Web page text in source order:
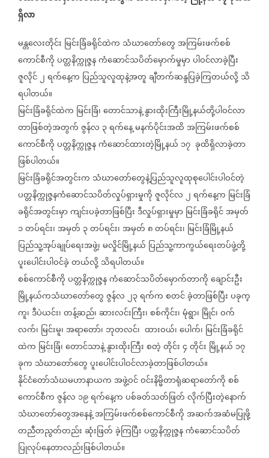
ရှိလာ
မန္တလေးတိုင်း မြင်းခြံခရိုင်ထဲက သံဃာတော်တွေအကြမ်းဖက်စစ်
ကောင်စီကိုပတ္တနိက္ကုဇ္ဇနကံဆောင်သပိတ်မှောက်မှုမှာပါဝင်လာခဲ့ပြီး
ဇူလိုင်၂ရက်နေ့က ပြည်သူလူထုနဲ့အတူချီတက်ဆန္ဒပြခဲ့ကြတယ်လို့သိ
ရပါတယ်။
မြင်းခြံခရိုင်ထဲက မြင်းခြံ၊တောင်သာနဲ့နွားထိုးကြီးမြို့နယ်တို့ပါဝင်လာ
တာဖြစ်တဲ့အတွက်ဇွန်လ ၃ရက်နေ့မနက်ပိုင်းအထိအကြမ်းဖက်စစ်
ကောင်စီကိုပတ္တနိက္ကုဇ္ဇနကံဆောင်ထားတဲ့မြို့နယ် ၁၇ ခုထိရှိလာခဲ့တာ
ဖြစ်ပါတယ်။
မြင်းခြံခရိုင်အတွင်းက သံဃာတော်တွေနဲ့ပြည်သူလူထုစုပေါင်းပါဝင်တဲ့
ပတ္တနိက္ကုဇ္ဇနကံဆောင်သပိတ်လှုပ်ရှားမှုကိုဇူလိုင်လ၂ရက်နေ့က မြင်းခြံ
ခရိုင်အတွင်းမှာကျင်းပခဲ့တာဖြစ်ပြီးဒီလှုပ်ရှားမှုမှာမြင်းခြံခရိုင်အမှတ်
၁တပ်ရင်း၊အမှတ် ၃တပ်ရင်း၊အမှတ်၈တပ်ရင်း၊ မြင်းခြံမြို့နယ်
ပြည်သူ့အုပ်ချုပ်ရေးအဖွဲ့၊မလှိုင်မြို့နယ် ပြည်သူ့ကာကွယ်ရေးတပ်ဖွဲ့တို့
ပူးပေါင်းပါဝင်ခဲ့တယ်လို့သိရပါတယ်။
စစ်ကောင်စီကိုပတ္တနိက္ကုဇ္ဇနကံဆောင်သပိတ်မှောက်တာကိုချောင်းဦး
မြို့နယ်ကသံဃာတော်တွေဇွန်လ၂၃ရက်ကစတင်ခဲ့တာဖြစ်ပြီးပခုက္
ကူ၊ဒီပဲယင်း၊တန့်ဆည်၊ဆားလင်းကြီး၊စစ်ကိုင်း၊မုံရွာ၊ မြိုင်၊ဝက်
လက်၊ မြင်းမူ၊အရာတော်၊ ဘုတလင်၊ ထားဝယ်၊ပေါက်၊ မြင်းခြံခရိုင်
ထဲက မြင်းခြံ၊တောင်သာနဲ့နွားထိုးကြီးစတဲ့တိုင်း၄တိုင်း မြို့နယ် ၁၇
ခုက သံဃာတော်တွေပူးပေါင်းပါဝင်လာခဲ့တာဖြစ်ပါတယ်။
နိုင်ငံတော်သံဃမဟာနာယကအဖွဲ့ဝင်ဝင်းနိမ္မိတာရုံဆရာတော်ကိုစစ်
ကောင်စီကဇွန်လ ၁၉ရက်နေ့ကပစ်ခတ်သတ်ဖြတ်လိုက်ပြီးတဲ့နောက်
သံဃာတော်တွေအနေနဲ့အကြမ်းဖက်စစ်ကောင်စီကိုအဆက်အဆံမပြုဖို့
တညီတညွတ်တည်းဆုံးဖြတ်ခဲ့ကြပြီးပတ္တနိက္ကုဇ္ဇနကံဆောင်သပိတ်
ပြုလုပ်နေတာလည်းဖြစ်ပါတယ်။